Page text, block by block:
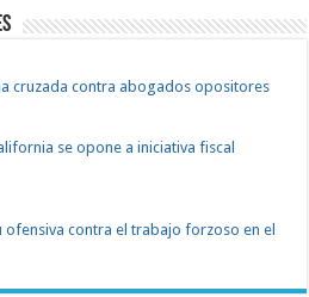
cruzada contra abogados opositores
se opone a iniciativa fiscal
ofensiva contra el trabajo forzoso en el